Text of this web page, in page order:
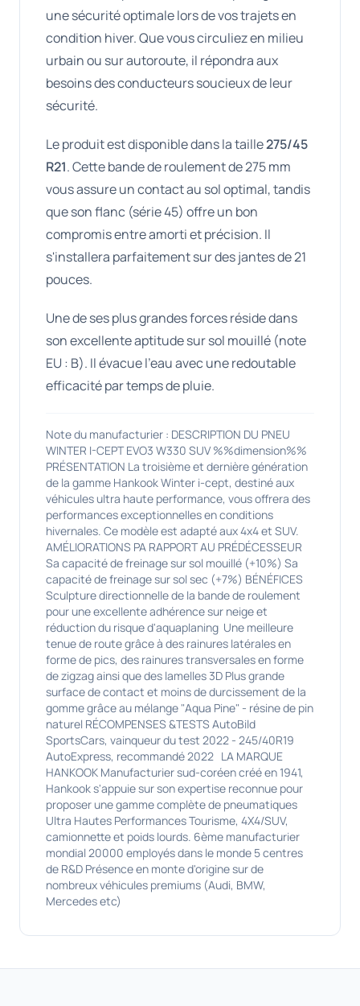
une sécurité optimale lors de vos trajets en
condition hiver. Que vous circuliez en milieu
urbain ou sur autoroute, il répondra aux
besoins des conducteurs soucieux de leur
sécurité.
Le produit est disponible dans la taille275/45
R21. Cette bande de roulement de 275 mm
vous assure un contact au sol optimal, tandis
que son flanc (série 45) offre un bon
compromis entre amorti et précision. Il
s'installera parfaitement sur des jantes de 21
pouces.
Une de ses plus grandes forces réside dans
son excellente aptitude sur sol mouillé (note
EU : B). Il évacue l'eau avec une redoutable
efficacité par temps de pluie.
Note du manufacturier : DESCRIPTION DU PNEU
WINTER I-CEPT EVO3 W330 SUV %%dimension%%
PRÉSENTATION La troisième et dernière génération
de la gamme Hankook Winter i-cept, destiné aux
véhicules ultra haute performance, vous offrera des
performances exceptionnelles en conditions
hivernales. Ce modèle est adapté aux 4x4 et SUV.
AMÉLIORATIONS PA RAPPORT AU PRÉDÉCESSEUR
Sa capacité de freinage sur sol mouillé (+10%) Sa
capacité de freinage sur sol sec (+7%) BÉNÉFICES
Sculpture directionnelle de la bande de roulement
pour une excellente adhérence sur neige et
réduction du risque d'aquaplaning Une meilleure
tenue de route grâce à des rainures latérales en
forme de pics, des rainures transversales en forme
de zigzag ainsi que des lamelles 3D Plus grande
surface de contact et moins de durcissement de la
gomme grâce au mélange "Aqua Pine" - résine de pin
naturel RÉCOMPENSES &TESTS AutoBild
SportsCars, vainqueur du test 2022 - 245/40R19
AutoExpress, recommandé 2022 LA MARQUE
HANKOOK Manufacturier sud-coréen créé en 1941,
Hankook s'appuie sur son expertise reconnue pour
proposer une gamme complète de pneumatiques
Ultra Hautes Performances Tourisme, 4X4/SUV,
camionnette et poids lourds. 6ème manufacturier
mondial 20000 employés dans le monde 5 centres
de R&D Présence en monte d'origine sur de
nombreux véhicules premiums (Audi, BMW,
Mercedes etc)